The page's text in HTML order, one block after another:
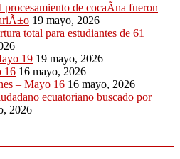
procesamiento de cocaÃ­na fueron
19 mayo, 2026
total para estudiantes de 61
19 19 mayo, 2026
16 16 mayo, 2026
– Mayo 16 16 mayo, 2026
ecuatoriano buscado por
2026